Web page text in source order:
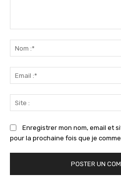
Enregistrer mon nom, email et
pour la prochaine fois que je